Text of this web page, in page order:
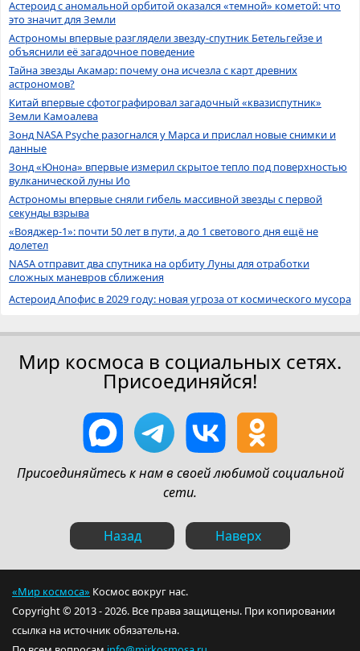
Астероид с аномальной орбитой оказался «темной» кометой: что
это значит для Земли
Астрономы впервые разглядели звезду-спутник Бетельгейзе и
объяснили её загадочное поведение
Тайна звезды Акамар: почему она исчезла с карт древних
астрономов?
Китай впервые сфотографировал загадочный «квазиспутник»
Земли Камоалева
Зонд NASA Psyche разогнался у Марса и прислал новые снимки и
данные
Зонд «Юнона» впервые измерил скрытое тепло под поверхностью
вулканической луны Ио
Астрономы впервые сняли гибель массивной звезды с первой
секунды взрыва
«Вояджер-1»: почти 50 лет в пути, а до 1 светового дня ещё не
долетел
NASA отправит два спутника на орбиту Луны для отработки
сложных маневров сближения
Астероид Апофис в 2029 году: новая угроза от космического мусора
Мир космоса в социальных сетях.
Присоединяйся!
Присоединяйтесь к нам в своей любимой социальной
сети.
Назад Наверх
«Мир космоса» Космос вокруг нас.
Copyright © 2013 - 2026. Все права защищены. При копировании
ссылка на источник обязательна.